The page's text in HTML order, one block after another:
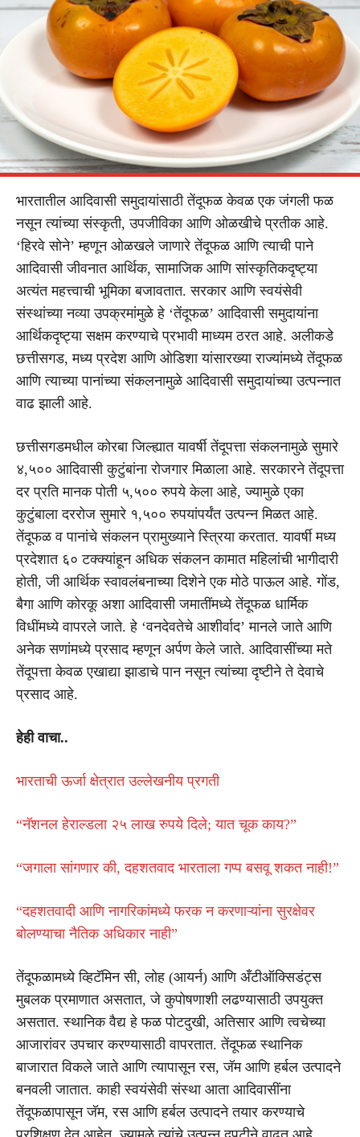
भारतातील आदिवासी समुदायांसाठी तेंदूफळ केवळ एक जंगली फळ
नसून त्यांच्या संस्कृती, उपजीविका आणि ओळखीचे प्रतीक आहे.
‘हिरवे सोने’ म्हणून ओळखले जाणारे तेंदूफळ आणि त्याची पाने
आदिवासी जीवनात आर्थिक, सामाजिक आणि सांस्कृतिकदृष्ट्या
अत्यंत महत्त्वाची भूमिका बजावतात. सरकार आणि स्वयंसेवी
संस्थांच्या नव्या उपक्रमांमुळे हे ‘तेंदूफळ’ आदिवासी समुदायांना
आर्थिकदृष्ट्या सक्षम करण्याचे प्रभावी माध्यम ठरत आहे. अलीकडे
छत्तीसगड, मध्य प्रदेश आणि ओडिशा यांसारख्या राज्यांमध्ये तेंदूफळ
आणि त्याच्या पानांच्या संकलनामुळे आदिवासी समुदायांच्या उत्पन्नात
वाढ झाली आहे.
छत्तीसगडमधील कोरबा जिल्ह्यात यावर्षी तेंदूपत्ता संकलनामुळे सुमारे
४,५०० आदिवासी कुटुंबांना रोजगार मिळाला आहे. सरकारने तेंदूपत्ता
दर प्रति मानक पोती ५,५०० रुपये केला आहे, ज्यामुळे एका
कुटुंबाला दररोज सुमारे १,५०० रुपयांपर्यंत उत्पन्न मिळत आहे.
तेंदूफळ व पानांचे संकलन प्रामुख्याने स्त्रिया करतात. यावर्षी मध्य
प्रदेशात ६० टक्क्यांहून अधिक संकलन कामात महिलांची भागीदारी
होती, जी आर्थिक स्वावलंबनाच्या दिशेने एक मोठे पाऊल आहे. गोंड,
बैगा आणि कोरकू अशा आदिवासी जमातींमध्ये तेंदूफळ धार्मिक
विधींमध्ये वापरले जाते. हे ‘वनदेवतेचे आशीर्वाद’ मानले जाते आणि
अनेक सणांमध्ये प्रसाद म्हणून अर्पण केले जाते. आदिवासींच्या मते
तेंदूपत्ता केवळ एखाद्या झाडाचे पान नसून त्यांच्या दृष्टीने ते देवाचे
प्रसाद आहे.
हेही वाचा..
भारताची ऊर्जा क्षेत्रात उल्लेखनीय प्रगती
“नॅशनल हेराल्डला २५ लाख रुपये दिले; यात चूक काय?”
“जगाला सांगणार की, दहशतवाद भारताला गप्प बसवू शकत नाही!”
“दहशतवादी आणि नागरिकांमध्ये फरक न करणाऱ्यांना सुरक्षेवर
बोलण्याचा नैतिक अधिकार नाही”
तेंदूफळामध्ये व्हिटॅमिन सी, लोह (आयर्न) आणि अँटीऑक्सिडंट्स
मुबलक प्रमाणात असतात, जे कुपोषणाशी लढण्यासाठी उपयुक्त
असतात. स्थानिक वैद्य हे फळ पोटदुखी, अतिसार आणि त्वचेच्या
आजारांवर उपचार करण्यासाठी वापरतात. तेंदूफळ स्थानिक
बाजारात विकले जाते आणि त्यापासून रस, जॅम आणि हर्बल उत्पादने
बनवली जातात. काही स्वयंसेवी संस्था आता आदिवासींना
तेंदूफळापासून जॅम, रस आणि हर्बल उत्पादने तयार करण्याचे